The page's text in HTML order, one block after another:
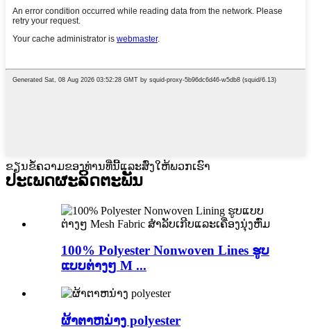
ຂຽນຂໍ້ຄວາມຂອງທ່ານທີ່ນີ້ແລະສົ່ງໃຫ້ພວກເຮົາ
ປະເພດຜະລິດຕະພັນ
100% Polyester Nonwoven Lines ຮູບ
ແບບຕ່າງໆ M ...
ຜ້າຕາຫນ່າງ polyester